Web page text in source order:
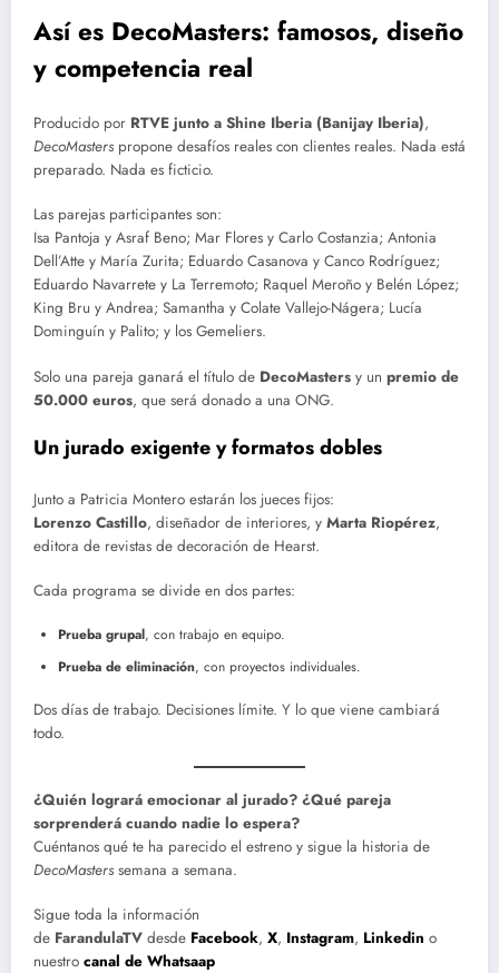
Así es DecoMasters: famosos, diseño
y competencia real
Producido por RTVE junto a Shine Iberia (Banijay Iberia),
DecoMasters propone desafíos reales con clientes reales. Nada está
preparado. Nada es ficticio.
Las parejas participantes son:
Isa Pantoja y Asraf Beno; Mar Flores y Carlo Costanzia; Antonia
Dell’Atte y María Zurita; Eduardo Casanova y Canco Rodríguez;
Eduardo Navarrete y La Terremoto; Raquel Meroño y Belén López;
King Bru y Andrea; Samantha y Colate Vallejo-Nágera; Lucía
Dominguín y Palito; y los Gemeliers.
Solo una pareja ganará el título de DecoMasters y un premio de
50.000 euros, que será donado a una ONG.
Un jurado exigente y formatos dobles
Junto a Patricia Montero estarán los jueces fijos:
Lorenzo Castillo, diseñador de interiores, y Marta Riopérez,
editora de revistas de decoración de Hearst.
Cada programa se divide en dos partes:
Prueba grupal, con trabajo en equipo.
Prueba de eliminación, con proyectos individuales.
Dos días de trabajo. Decisiones límite. Y lo que viene cambiará
todo.
¿Quién logrará emocionar al jurado? ¿Qué pareja
sorprenderá cuando nadie lo espera?
Cuéntanos qué te ha parecido el estreno y sigue la historia de
DecoMasters semana a semana.
Sigue toda la información
de FarandulaTV desde Facebook, X, Instagram, Linkedin o
nuestro canal de Whatsaap